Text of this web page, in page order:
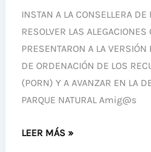
INSTAN A LA CONSELLERA
RESOLVER LAS
PRESENTARON A LA
DE ORDENACIÓN DE LOS
(PORN) Y A AVANZAR EN LA
PARQUE NATURAL Amig@s
ECOLOGISTA
LEER MÁS »